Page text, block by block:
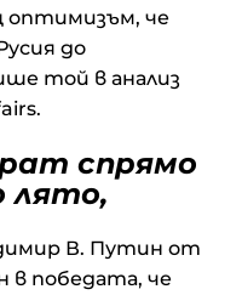
оптимизъм, че
до
той в анализ
спрямо
лято,
В. Путин от
в победата, че